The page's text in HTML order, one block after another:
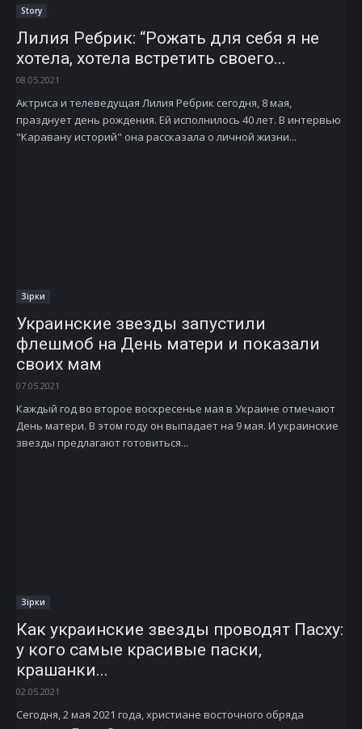
Story
Лилия Ребрик: “Рожать для себя я не
хотела, хотела встретить своего...
08.05.2021
Актриса и телеведущая Лилия Ребрик сегодня, 8 мая,
празднует день рождения. Ей исполнилось 40 лет. В интервью
"Каравану историй" она рассказала о личной жизни...
Зірки
Украинские звезды запустили
флешмоб на День матери и показали
своих мам
07.05.2021
Каждый год во второе воскресенье мая в Украине отмечают
День матери. В этом году он выпадает на 9 мая. И украинские
звезды предлагают готовиться...
Зірки
Как украинские звезды проводят Пасху:
у кого самые красивые паски,
крашанки...
02.05.2021
Сегодня, 2 мая 2021 года, христиане восточного обряда